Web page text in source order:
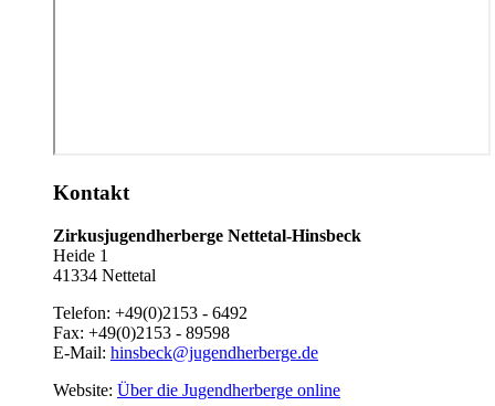
Kontakt
Zirkusjugendherberge Nettetal-Hinsbeck
Heide 1
41334 Nettetal
Telefon: +49(0)2153 - 6492
Fax: +49(0)2153 - 89598
E-Mail: hinsbeck@jugendherberge.de
Website: Über die Jugendherberge online